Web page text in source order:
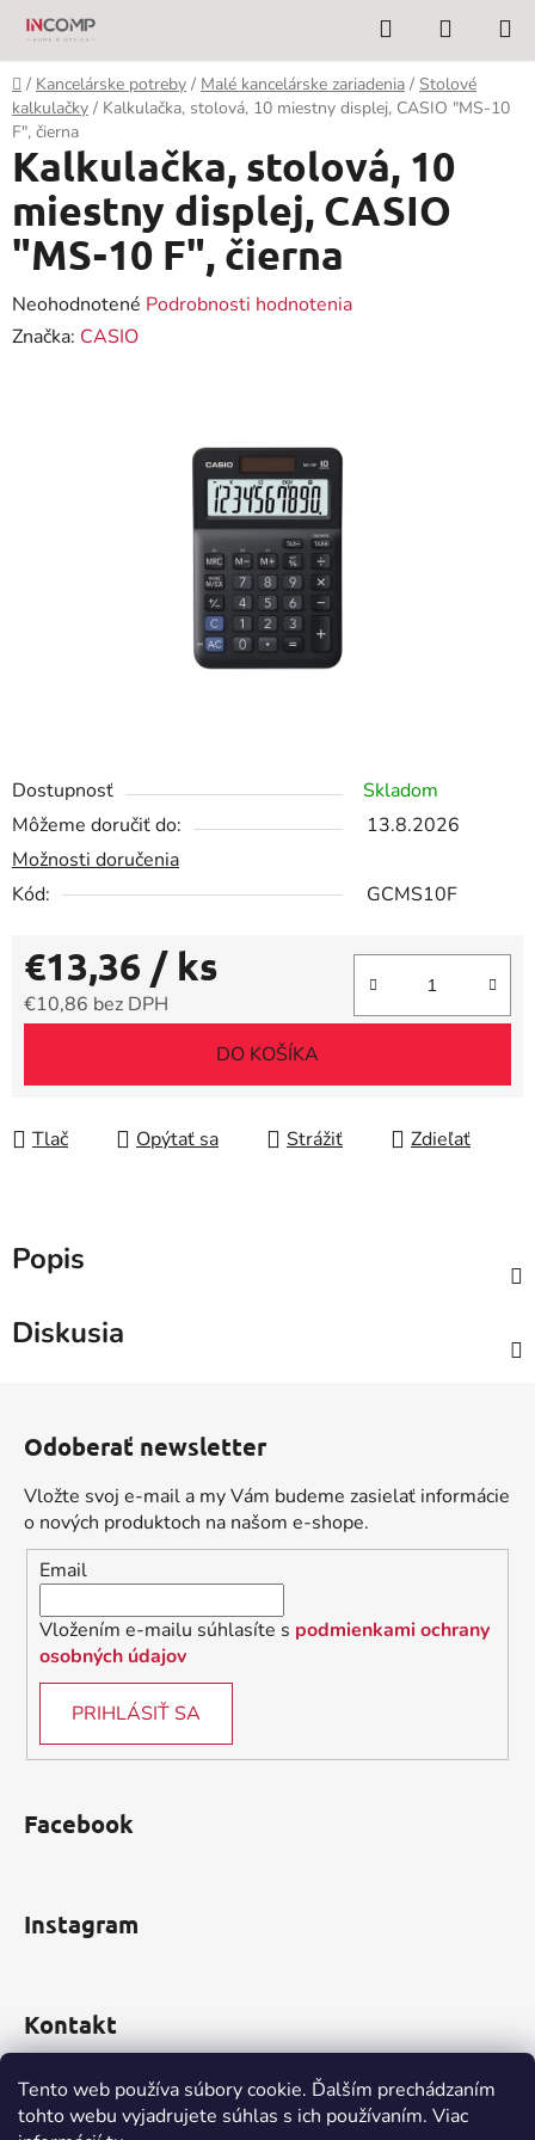
Tento web používa súbory cookie. Ďalším prechádzaním
tohto webu vyjadrujete súhlas s ich používaním. Viac
Prejsť
obsah
Hľadať
KOŠÍK
Domov
/ Kancelárske potreby / Malé kancelárske zariadenia / Stolové
kalkulačky / Kalkulačka, stolová, 10 miestny displej, CASIO "MS-10
F", čierna
Dostupnosť
Skladom
Môžeme doručiť do:
13.8.2026
Možnosti doručenia
Kód:
GCMS10F
€13,36 / ks
€10,86 bez DPH
DO KOŠÍKA
Tlač Opýtať sa Strážiť Zdieľať
Kalkulačka, stolová, 10
miestny displej, CASIO
"MS-10 F", čierna
Priemerné
hodnotenie
Neohodnotené Podrobnosti hodnotenia
Značka: CASIO
Popis
Diskusia
Odoberať newsletter
Vložte svoj e-mail a my Vám budeme zasielať informácie
o nových produktoch na našom e-shope.
Email
Vložením e-mailu súhlasíte s podmienkami ochrany
osobných údajov
PRIHLÁSIŤ SA
Facebook
Instagram
Kontakt
obchod@incomp.sk